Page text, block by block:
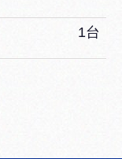
1台